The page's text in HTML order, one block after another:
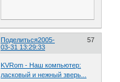
Поделиться 57
2005-
03-31 13:29:33
KVRom - Наш компьютер:
ласковый и нежный зверь...